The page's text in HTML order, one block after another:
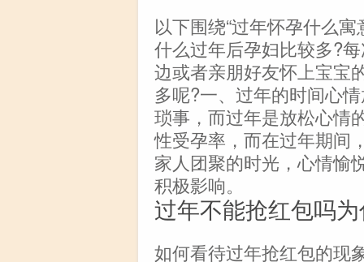
以下围绕“过年怀孕什么
什么过年后孕妇比较多?
边或者亲朋好友怀上宝宝
多呢?一、过年的时间心
琐事，而过年是放松心情
性受孕率，而在过年期间
家人团聚的时光，心情愉
积极影响。
过年不能抢红包吗
如何看待过年抢红包的现